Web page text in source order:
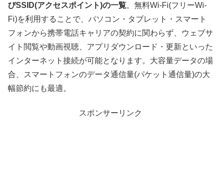
びSSID(アクセスポイント)の一覧。無料Wi-Fi(フリーWi-
Fi)を利用することで、パソコン・タブレット・スマート
フォンから携帯電話キャリアの契約に関わらず、ウェブサ
イト閲覧や動画視聴、アプリダウンロード・更新といった
インターネット接続が可能となります。大容量データの場
合、スマートフォンのデータ通信量(パケット通信量)の大
幅節約にも最適。
スポンサーリンク